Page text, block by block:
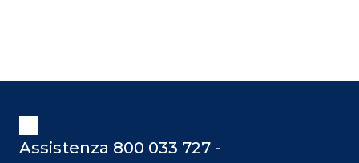
Assistenza 800 033 727 -